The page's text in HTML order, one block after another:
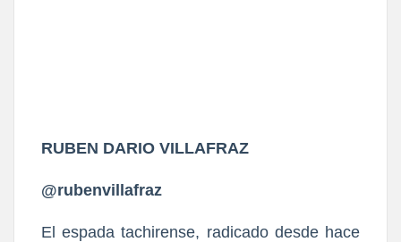
RUBEN DARIO VILLAFRAZ
@rubenvillafraz
El espada tachirense, radicado desde hace